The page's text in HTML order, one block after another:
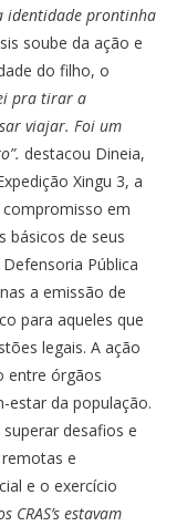
identidade prontinha
soube da ação e
do filho, o
pra tirar a
viajar. Foi um
destacou Dineia,
Xingu 3, a
em
básicos de seus
Pública
a emissão de
para aqueles que
legais. A ação
entre órgãos
estar da população.
desafios e
e
e o exercício
CRAS’s estavam